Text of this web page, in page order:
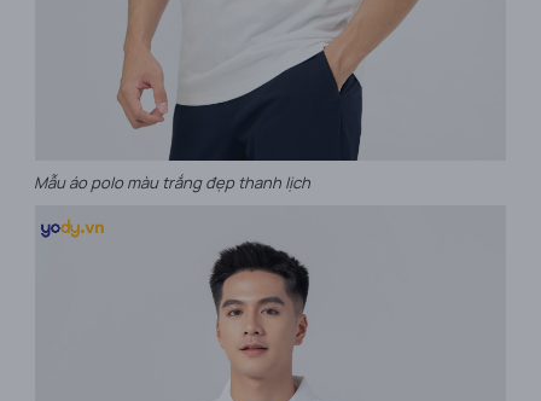
Mẫu áo polo màu trắng đẹp thanh lịch